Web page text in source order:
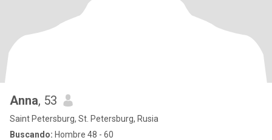
Anna, 53
Saint Petersburg, St. Petersburg, Rusia
Buscando: Hombre 48 - 60